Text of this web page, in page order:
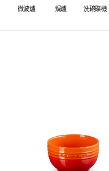
微波爐 焗爐 洗碗碟機